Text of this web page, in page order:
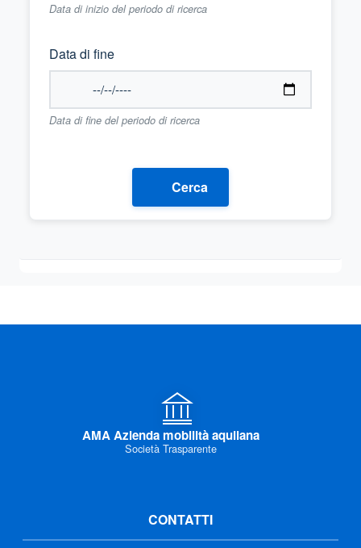
Data di inizio del periodo di ricerca
Data di fine
Data di fine del periodo di ricerca
Cerca
AMA Azienda mobilità aquilana
Società Trasparente
CONTATTI